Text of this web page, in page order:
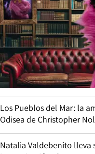
Los Pueblos del Mar: la
Odisea de Christopher
Natalia Valdebenito lleva